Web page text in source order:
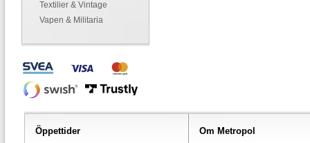
Textilier & Vintage
Vapen & Militaria
Öppettider Om Metropol